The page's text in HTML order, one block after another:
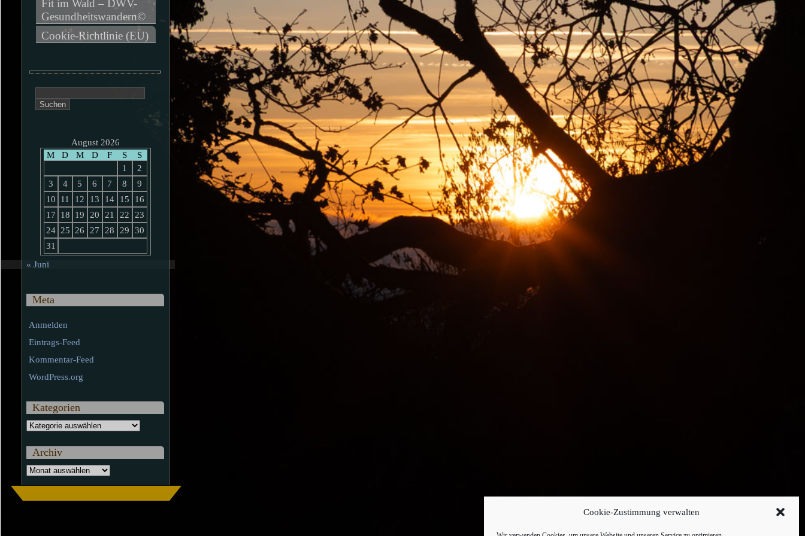
Cookie-Zustimmung verwalten
Fit im Wald – DWV-
Gesundheitswandern©
Cookie-Richtlinie (EU)
nach:
August 2026
M
D M D F S
S
1
2
3
4 5 6 7 8
9
10
11 12 13 14 15
16
17
18 19 20 21 22
23
24 25 26 27 28 29
30
31
« Juni
Meta
Anmelden
Eintrags-Feed
Kommentar-Feed
WordPress.org
Kategorien
Kategorien
Archiv
Archiv